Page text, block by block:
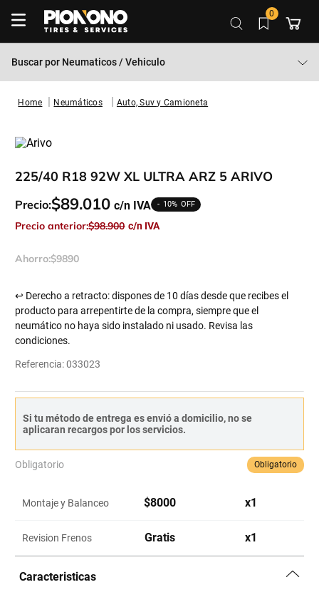
0
Buscar por Neumaticos / Vehiculo
Neumáticos Auto, Suv y Camioneta
225/40 R18 92W XL ULTRA ARZ 5 ARIVO
Precio:$89.010 10%
Precio anterior:$98.900
Ahorro:$9890
↩ Derecho a retracto: dispones de 10 días desde que recibes el
producto para arrepentirte de la compra, siempre que el
neumático no haya sido instalado ni usado. Revisa las
condiciones.
Referencia:033023
Si tu método de entrega es envió a domicilio, no se
aplicaran recargos por los servicios.
Obligatorio Obligatorio
Montaje y Balanceo $8000 x1
Revision Frenos Gratis x1
Caracteristicas